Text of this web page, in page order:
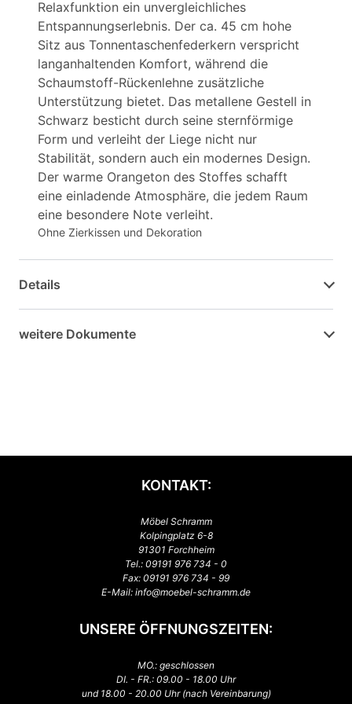
Relaxfunktion ein unvergleichliches
Entspannungserlebnis. Der ca. 45 cm hohe
Sitz aus Tonnentaschenfederkern verspricht
langanhaltenden Komfort, während die
Schaumstoff-Rückenlehne zusätzliche
Unterstützung bietet. Das metallene Gestell in
Schwarz besticht durch seine sternförmige
Form und verleiht der Liege nicht nur
Stabilität, sondern auch ein modernes Design.
Der warme Orangeton des Stoffes schafft
eine einladende Atmosphäre, die jedem Raum
eine besondere Note verleiht.
Ohne Zierkissen und Dekoration
Details
weitere Dokumente
KONTAKT:
Möbel Schramm
Kolpingplatz 6-8
91301 Forchheim
Tel.: 09191 976 734 - 0
Fax: 09191 976 734 - 99
E-Mail: info@moebel-schramm.de
UNSERE ÖFFNUNGSZEITEN:
MO.: geschlossen
DI. - FR.: 09.00 - 18.00 Uhr
und 18.00 - 20.00 Uhr (nach Vereinbarung)